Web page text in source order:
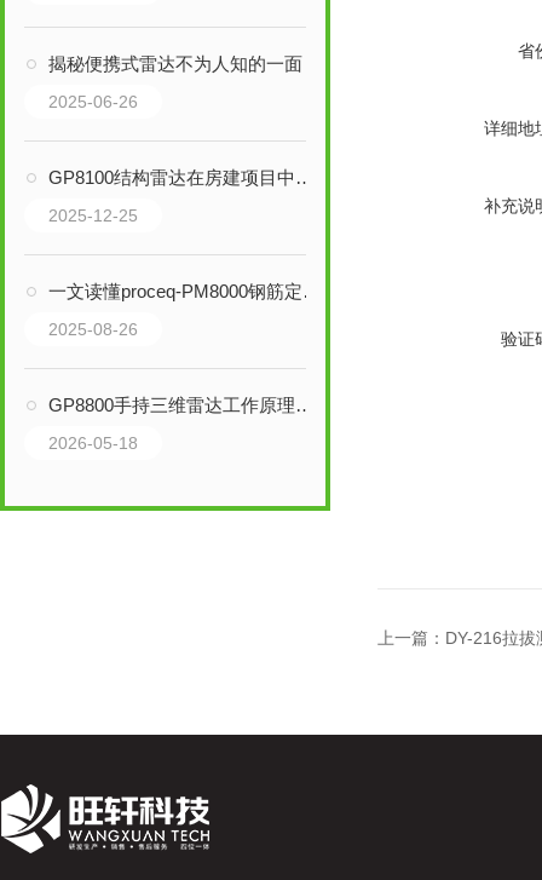
揭秘便携式雷达不为人知的一面！
2025-06-26
GP8100结构雷达在房建项目中的实际应用
2025-12-25
一文读懂proceq-PM8000钢筋定位仪
2025-08-26
GP8800手持三维雷达工作原理与核心应用深度解析
2026-05-18
省
详细地
补充说
验证
上一篇： DY-216拉拔